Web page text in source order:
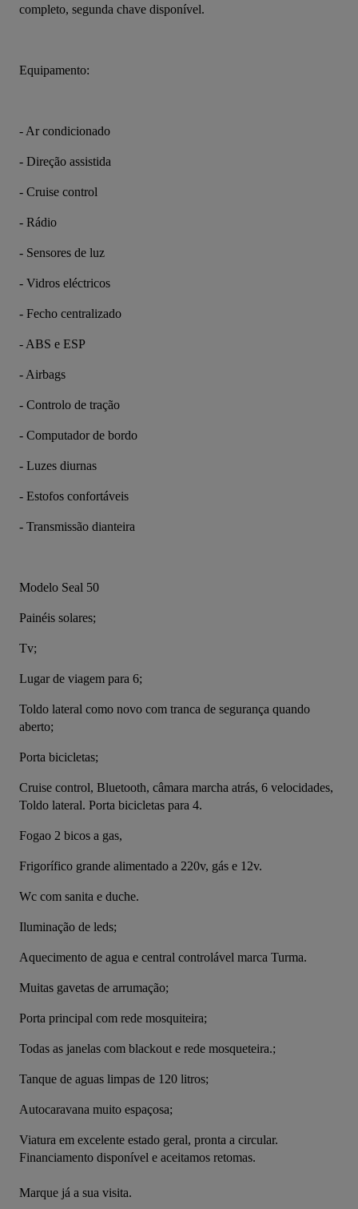
completo, segunda chave disponível.
Equipamento:
- Ar condicionado
- Direção assistida
- Cruise control
- Rádio
- Sensores de luz
- Vidros eléctricos
- Fecho centralizado
- ABS e ESP
- Airbags
- Controlo de tração
- Computador de bordo
- Luzes diurnas
- Estofos confortáveis
- Transmissão dianteira
Modelo Seal 50
Painéis solares;
Tv;
Lugar de viagem para 6;
Toldo lateral como novo com tranca de segurança quando
aberto;
Porta bicicletas;
Cruise control, Bluetooth, câmara marcha atrás, 6 velocidades,
Toldo lateral. Porta bicicletas para 4.
Fogao 2 bicos a gas,
Frigorífico grande alimentado a 220v, gás e 12v.
Wc com sanita e duche.
Iluminação de leds;
Aquecimento de agua e central controlável marca Turma.
Muitas gavetas de arrumação;
Porta principal com rede mosquiteira;
Todas as janelas com blackout e rede mosqueteira.;
Tanque de aguas limpas de 120 litros;
Autocaravana muito espaçosa;
Viatura em excelente estado geral, pronta a circular.
Financiamento disponível e aceitamos retomas.
Marque já a sua visita.